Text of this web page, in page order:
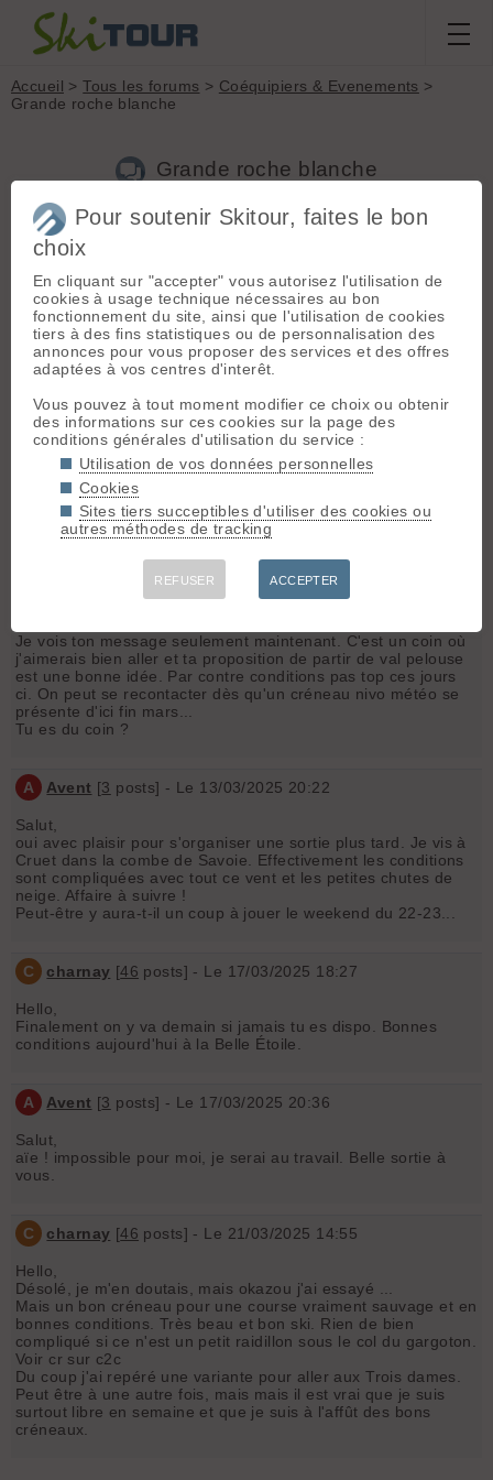
Accueil >Tous les forums > Coéquipiers & Evenements >
Grande roche blanche
Grande roche blanche
Nouveau sujet
A
Avent[3posts] - Le 07/03/2025 22:34
Bonjour,
je recherche un/e coequipier/e pour aller à la grande roche
blanche en Belledonne depuis val pelouse ce dimanche 08.
J'ai une expérience de "débutant" à ski de rando et j'aimerai
35°, ce qui est le cas pour la grande roche blanche avec 2
courts passages au dessus de 35°. Je dois faire du 500m/h à
la montée, mais l'idée serait de s'adapter. J'envisage un
départ "tôt", vers 8h sur les skis. Je souhaite passer un bon
moment en observant ce beau coin de montagne tout en
améliorant ma sécurité. Vous pouvez m'appeler au
0689646914 si vous êtes intéressés.
Je vois ton message seulement maintenant. C'est un coin où
j'aimerais bien aller et ta proposition de partir de val pelouse
est une bonne idée. Par contre conditions pas top ces jours
ci. On peut se recontacter dès qu'un créneau nivo météo se
présente d'ici fin mars...
Tu es du coin ?
A Avent [3 posts] - Le 13/03/2025 20:22
Salut,
oui avec plaisir pour s'organiser une sortie plus tard. Je vis à
Cruet dans la combe de Savoie. Effectivement les conditions
sont compliquées avec tout ce vent et les petites chutes de
neige. Affaire à suivre !
Peut-être y aura-t-il un coup à jouer le weekend du 22-23...
C charnay [46 posts] - Le 17/03/2025 18:27
Hello,
Finalement on y va demain si jamais tu es dispo. Bonnes
conditions aujourd'hui à la Belle Étoile.
A Avent [3 posts] - Le 17/03/2025 20:36
Salut,
aïe ! impossible pour moi, je serai au travail. Belle sortie à
vous.
C charnay [46 posts] - Le 21/03/2025 14:55
Hello,
Désolé, je m'en doutais, mais okazou j'ai essayé ...
Mais un bon créneau pour une course vraiment sauvage et en
bonnes conditions. Très beau et bon ski. Rien de bien
compliqué si ce n'est un petit raidillon sous le col du gargoton.
Voir cr sur c2c
Du coup j'ai repéré une variante pour aller aux Trois dames.
Peut être à une autre fois, mais mais il est vrai que je suis
surtout libre en semaine et que je suis à l'affût des bons
créneaux.
Pour soutenir Skitour, faites le bon
choix
En cliquant sur "accepter" vous autorisez l'utilisation de
cookies à usage technique nécessaires au bon
fonctionnement du site, ainsi que l'utilisation de cookies
tiers à des fins statistiques ou de personnalisation des
annonces pour vous proposer des services et des offres
adaptées à vos centres d'interêt.
Vous pouvez à tout moment modifier ce choix ou obtenir
des informations sur ces cookies sur la page des
conditions générales d'utilisation du service :
Utilisation de vos données personnelles
Cookies
Sites tiers succeptibles d'utiliser des cookies ou
autres méthodes de tracking
REFUSER ACCEPTER